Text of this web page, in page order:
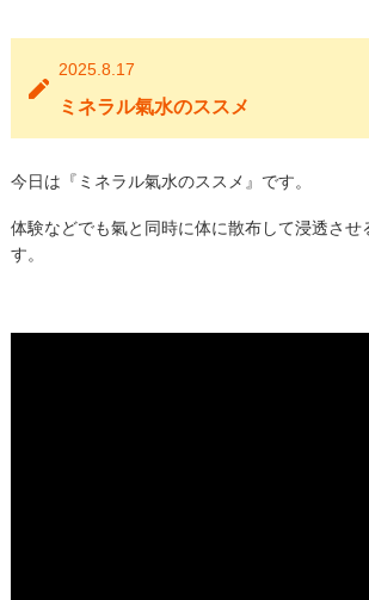
2025.8.17
ミネラル氣水のススメ
今日は『ミネラル氣水のススメ』です。
体験などでも氣と同時に体に散布して浸透させ
す。